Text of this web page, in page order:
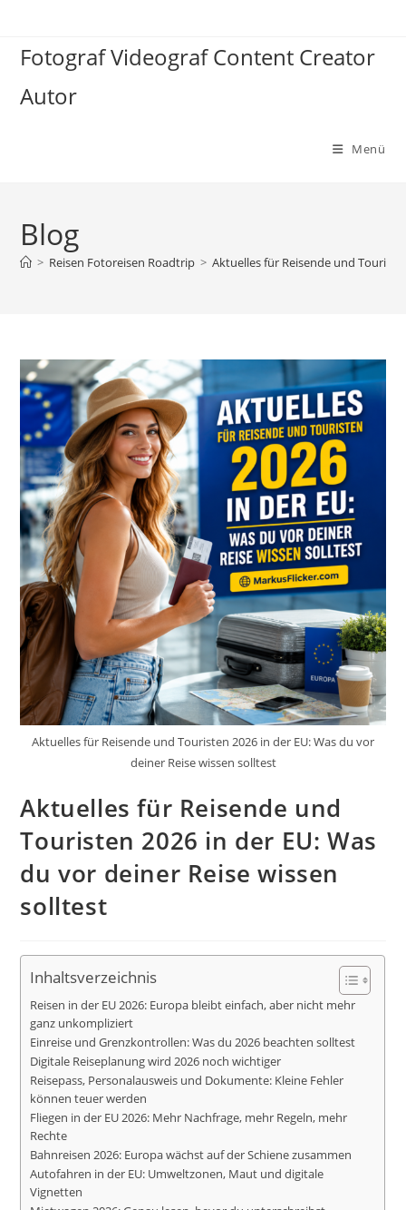
springen
Fotograf Videograf Content Creator
Autor
Menü
Blog
> Reisen Fotoreisen Roadtrip > Aktuelles für Reisende und
Aktuelles für Reisende und Touristen 2026 in der EU: Was du vor
deiner Reise wissen solltest
Aktuelles für Reisende und
Touristen 2026 in der EU: Was
du vor deiner Reise wissen
solltest
Inhaltsverzeichnis
Reisen in der EU 2026: Europa bleibt einfach, aber nicht mehr
ganz unkompliziert
Einreise und Grenzkontrollen: Was du 2026 beachten solltest
Digitale Reiseplanung wird 2026 noch wichtiger
Reisepass, Personalausweis und Dokumente: Kleine Fehler
können teuer werden
Fliegen in der EU 2026: Mehr Nachfrage, mehr Regeln, mehr
Rechte
Bahnreisen 2026: Europa wächst auf der Schiene zusammen
Autofahren in der EU: Umweltzonen, Maut und digitale
Vignetten